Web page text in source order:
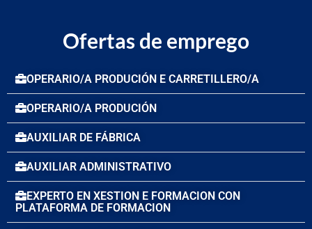
Ofertas de emprego
OPERARIO/A PRODUCIÓN E CARRETILLERO/A
OPERARIO/A PRODUCIÓN
AUXILIAR DE FÁBRICA
AUXILIAR ADMINISTRATIVO
EXPERTO EN XESTION E FORMACION CON
PLATAFORMA DE FORMACION